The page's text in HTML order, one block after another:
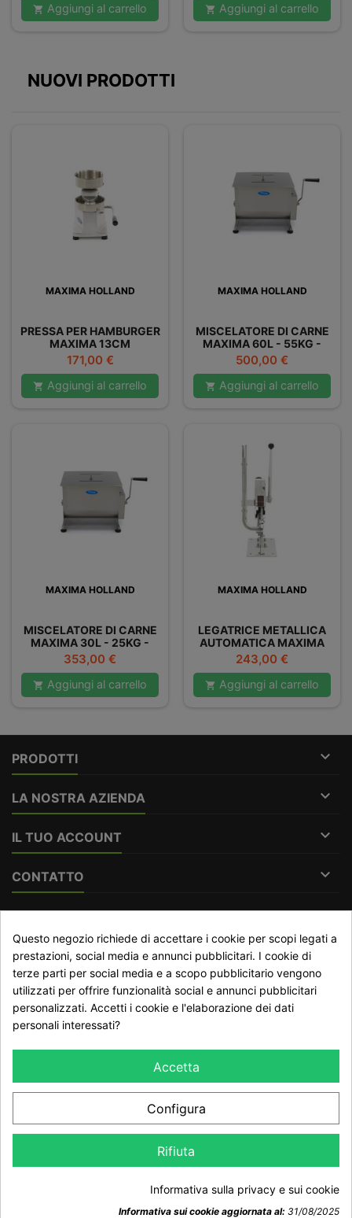
 Aggiungi al carrello  Aggiungi al carrello
NUOVI PRODOTTI
MAXIMA HOLLAND
PRESSA PER HAMBURGER
MAXIMA 13CM
Prezzo
171,00 €
 Aggiungi al carrello
MAXIMA HOLLAND
MISCELATORE DI CARNE
MAXIMA 60L - 55KG -
DOPPIO
Prezzo
500,00 €
 Aggiungi al carrello
MAXIMA HOLLAND
MISCELATORE DI CARNE
MAXIMA 30L - 25KG -
DOPPIO
Prezzo
353,00 €
 Aggiungi al carrello
MAXIMA HOLLAND
LEGATRICE METALLICA
AUTOMATICA MAXIMA
Prezzo
243,00 €
 Aggiungi al carrello
PRODOTTI 
LA NOSTRA AZIENDA 
IL TUO ACCOUNT 
CONTATTO 
Traccia stato del recesso
NEWSLETTER
accetto il trattamento dei dati ai sensi del GDPR 2016/679
Questo negozio richiede di accettare i cookie per scopi legati a
prestazioni, social media e annunci pubblicitari. I cookie di
terze parti per social media e a scopo pubblicitario vengono
utilizzati per offrire funzionalità social e annunci pubblicitari
personalizzati. Accetti i cookie e l'elaborazione dei dati
personali interessati?
Accetta
Configura
Rifiuta
Informativa sulla privacy e sui cookie
Informativa sui cookie aggiornata al: 31/08/2025